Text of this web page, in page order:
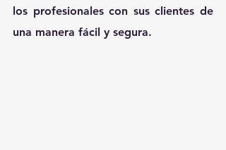
los profesionales con sus clientes de
una manera fácil y segura.